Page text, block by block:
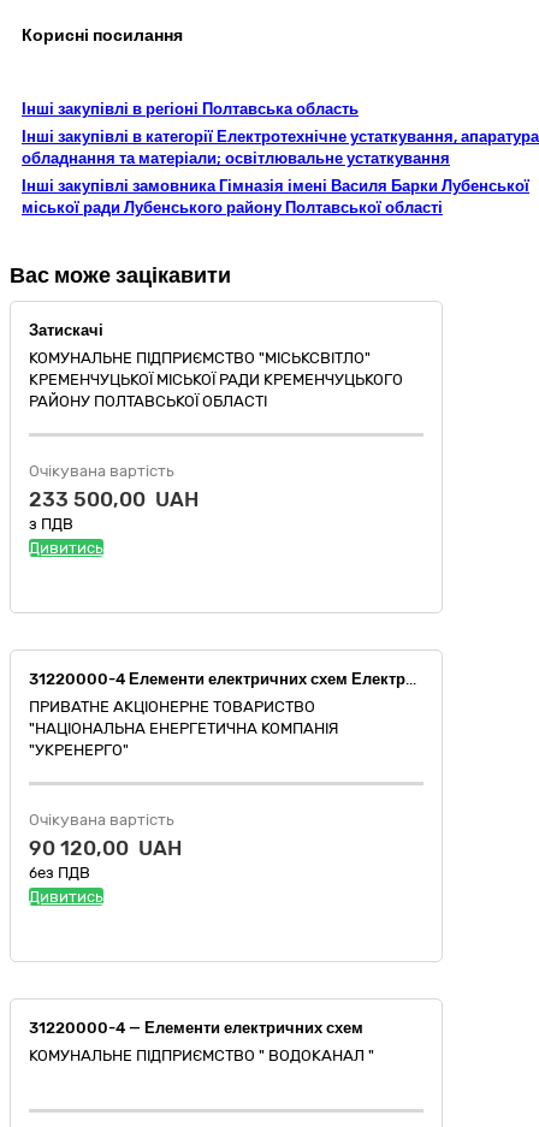
Корисні посилання
Інші закупівлі в регіоні Полтавська область
Інші закупівлі в категорії Електротехнічне устаткування,
обладнання та матеріали; освітлювальне устаткування
Інші закупівлі замовника Гімназія імені Василя Барки Лубенської
міської ради Лубенського району Полтавської області
Вас може зацікавити
Затискачі
КОМУНАЛЬНЕ ПІДПРИЄМСТВО "МІСЬКСВІТЛО"
КРЕМЕНЧУЦЬКОЇ МІСЬКОЇ РАДИ КРЕМЕНЧУЦЬКОГО
РАЙОНУ ПОЛТАВСЬКОЇ ОБЛАСТІ
Очікувана вартість
233 500,00 UAH
з ПДВ
Дивитись
31220000-4 Елементи електричних схем Електроустановчі вироби (для БудРем)
ПРИВАТНЕ АКЦІОНЕРНЕ ТОВАРИСТВО
"НАЦІОНАЛЬНА ЕНЕРГЕТИЧНА КОМПАНІЯ
"УКРЕНЕРГО"
Очікувана вартість
90 120,00 UAH
без ПДВ
Дивитись
31220000-4 — Елементи електричних схем
КОМУНАЛЬНЕ ПІДПРИЄМСТВО " ВОДОКАНАЛ "